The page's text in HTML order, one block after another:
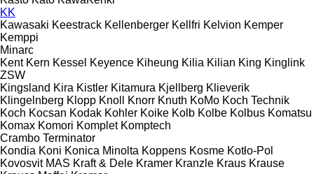
KK
Kawasaki Keestrack Kellenberger Kellfri Kelvion Kemper
Kemppi
Minarc
Kent Kern Kessel Keyence Kiheung Kilia Kilian King Kinglink
ZSW
Kingsland Kira Kistler Kitamura Kjellberg Klieverik
Klingelnberg Klopp Knoll Knorr Knuth KoMo Koch Technik
Koch Kocsan Kodak Kohler Koike Kolb Kolbe Kolbus Komatsu
Komax Komori Komplet Komptech
Crambo Terminator
Kondia Koni Konica Minolta Koppens Kosme Kotło-Pol
Kovosvit MAS Kraft & Dele Kramer Kranzle Kraus Krause